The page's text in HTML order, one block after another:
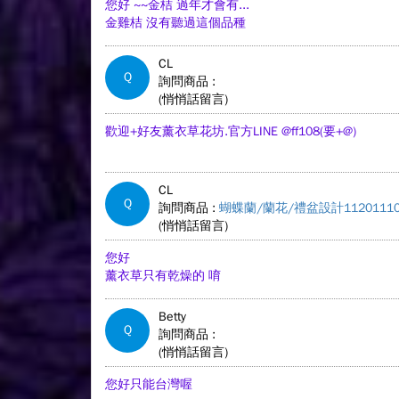
您好 ~~金桔 過年才會有...
金雞桔 沒有聽過這個品種
Q
CL
詢問商品 :
(悄悄話留言)
歡迎+好友薰衣草花坊.官方LINE @ff108(要+@)
Q
CL
詢問商品 : 蝴蝶蘭/蘭花/禮盆設計
(悄悄話留言)
您好
薰衣草只有乾燥的 唷
Q
Betty
詢問商品 :
(悄悄話留言)
您好只能台灣喔